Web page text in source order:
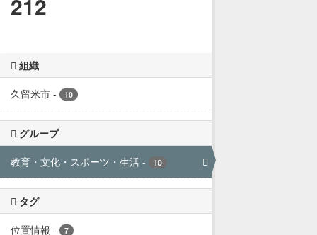
組織
久留米市 - 10
グループ
教育・文化・スポーツ・生活 - 10
タグ
位置情報 - 7